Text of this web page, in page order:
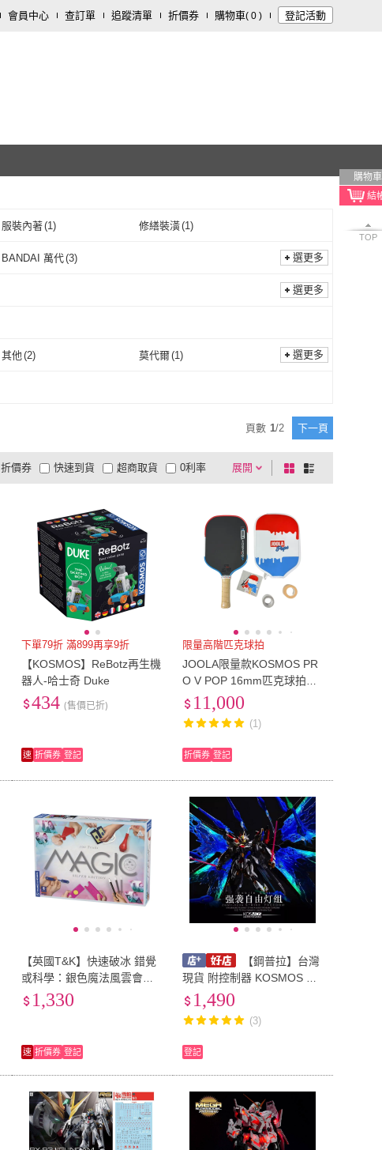
會員中心 查訂單 追蹤清單 折價券 購物車( 0 ) 登記活動
購物車
TOP
服裝內著(1) 修繕裝潢(1)
BANDAI 萬代(3) 選更多
選更多
其他 (2) 莫代爾(1) 選更多
頁數 1/2 下一頁
展開
折價券
有影片
商品有量 電視購物
快速到貨 超商取貨 0利率
1 及以上
棋
盤
列
下單79折 滿899再享9折
【KOSMOS】ReBotz再生機
器人-哈士奇 Duke
434 (售價已折)
速 折價券 登記
限量高階匹克球拍
JOOLA限量款KOSMOS PR
O V POP 16mm匹克球拍夏
日冰淇淋(601067)
11,000
(1)
折價券 登記
【英國T&K】快速破冰 錯覺
或科學：銀色魔法風雲會：
讓人驚呆的100個魔術(6982
25-Magic Silver Edition)
1,330
速 折價券 登記
【鋼普拉】台灣
現貨 附控制器 KOSMOS M
GEX 1/100 攻擊自由鋼彈 幻
彩燈組 附特典 金屬名牌 LED
七彩
1,490
(3)
登記